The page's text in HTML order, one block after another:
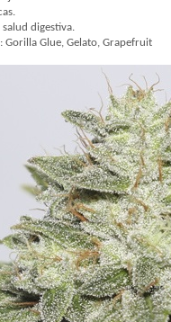
digestiva.
Gorilla Glue, Gelato, Grapefruit